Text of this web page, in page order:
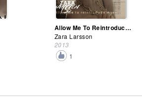
Allow Me To Reintroduce Myself
Zara Larsson
2013
1